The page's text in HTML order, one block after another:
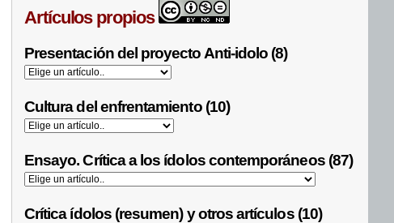
Artículos propios
Presentación del proyecto Anti-idolo (8)
Cultura del enfrentamiento (10)
Ensayo. Crítica a los ídolos contemporáneos (87)
Crítica ídolos (resumen) y otros artículos (10)